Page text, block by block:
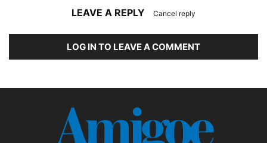
LEAVE A REPLY Cancel reply
LOG IN TO LEAVE A COMMENT